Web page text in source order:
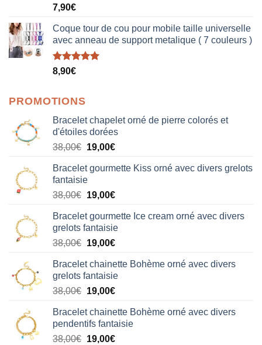
Note5.00
sur 5
7,90€
Coque tour de cou pour mobile taille universelle
avec anneau de support metalique ( 7 couleurs )
Note5.00
sur 5
8,90€
PROMOTIONS
Bracelet chapelet orné de pierre colorés et
d'étoiles dorées
38,00€ Le
initial
était :
38,00€.
19,00€Le
actuel
19,00€.
Bracelet gourmette Kiss orné avec divers grelots
fantaisie
38,00€ Le
initial
était :
38,00€.
19,00€Le
actuel
est :
19,00€.
Bracelet gourmette Ice cream orné avec divers
grelots fantaisie
38,00€ Le
initial
était :
38,00€.
19,00€Le
actuel
est :
19,00€.
Bracelet chainette Bohème orné avec divers
grelots fantaisie
38,00€ Le
initial
était :
38,00€.
19,00€Le
actuel
est :
19,00€.
Bracelet chainette Bohème orné avec divers
pendentifs fantaisie
38,00€ Le
19,00€Le